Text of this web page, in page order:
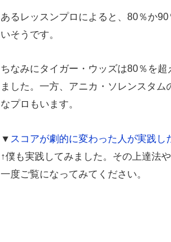
あるレッスンプロによると、80％か
いそうです。
ちなみにタイガー・ウッズは80％を
ました。一方、アニカ・ソレンスタ
なプロもいます。
▼ スコアが劇的に変わった人が実践し
↑僕も実践してみました。その上達法
一度ご覧になってみてください。